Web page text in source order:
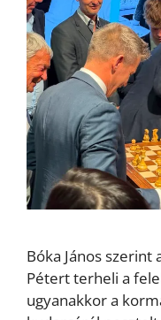
Bóka János
Pétert terheli a
ugyanakkor a